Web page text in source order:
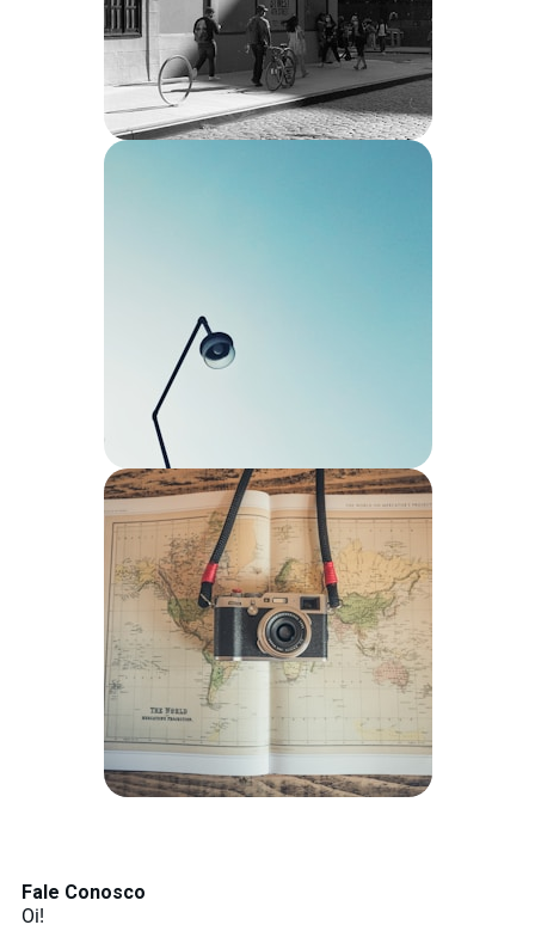
Fale Conosco
Oi!